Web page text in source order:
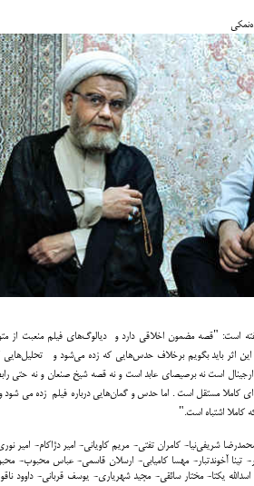
است: "قصه مضمون اخلاقی دارد و دیالوگ‌‌های فیلم منعبت از
این اثر باید بگویم برخلاف حدس‌هایی که زده می‌شود و تحلیل‌هایی
است نه برصیصای عابد است و نه قصه شیخ صنعان و نه حتی
کاملا مستقل است . اما حدس و گمان‌هایی درباره فیلم زده می شود و
اشتباه است.
شریفی‌نیا- کامران تفتی- مریم کاویانی- امیر دژاکام- امیر
تینا آخوند‌تبار- مهسا کامیابی- ارسلان قاسمی- عباس محبوب-
یکتا- مختار سائقی- مجید شهریاری- یوسف قربانی- داوود